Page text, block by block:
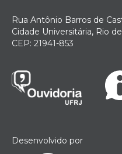
Rua Antônio Barros de
Cidade Universitária, Rio
CEP: 21941-853
Desenvolvido por